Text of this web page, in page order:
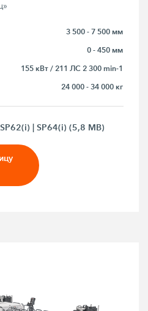
3 500 - 7 500 мм
0 - 450 мм
155 кВт / 211 ЛС 2 300 min-1
24 000 - 34 000 кг
| SP64(i) (5,8 MB)